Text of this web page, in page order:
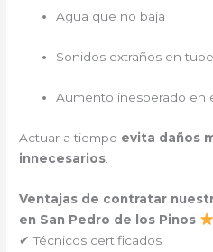
Agua que no baja
Sonidos extraños en
Aumento inesperado en
Actuar a tiempo evita daños
innecesarios
Ventajas de contratar
en San Pedro de los Pinos
✔ Técnicos certificados